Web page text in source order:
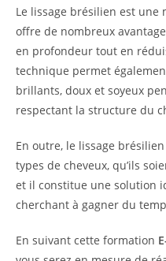
Le lissage brésilien est
offre de nombreux
en profondeur tout en
technique permet
brillants, doux et soyeux
respectant la structure du
En outre, le lissage
types de cheveux, qu’ils
et il constitue une solution
cherchant à gagner du
En suivant cette formation